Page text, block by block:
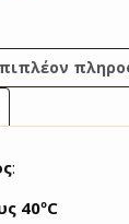
:
40ºC